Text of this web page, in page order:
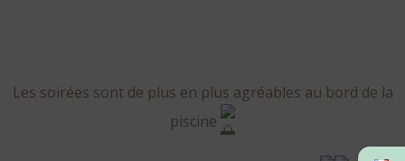
Les soirées sont de plus en plus agréables au bord de la
piscine